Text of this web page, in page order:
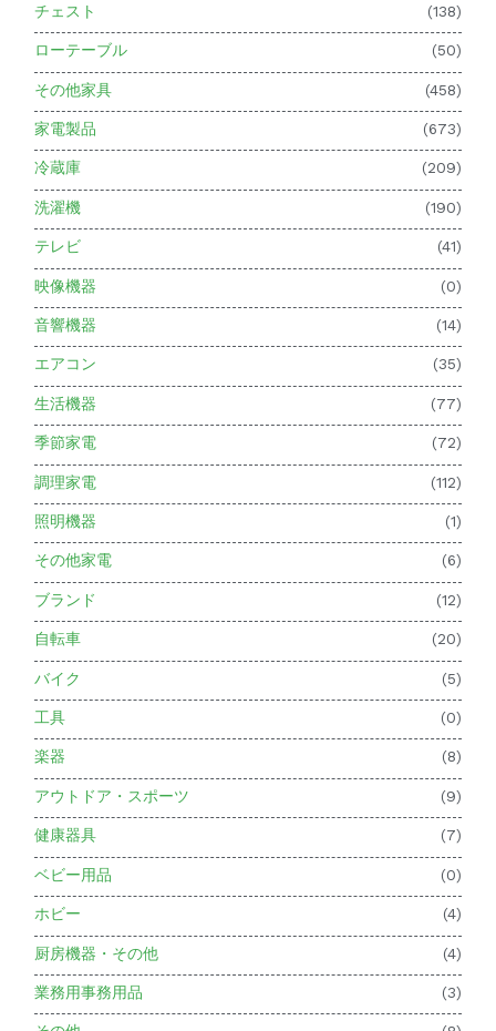
チェスト (138)
ローテーブル (50)
その他家具 (458)
家電製品 (673)
冷蔵庫 (209)
洗濯機 (190)
テレビ (41)
映像機器 (0)
音響機器 (14)
エアコン (35)
生活機器 (77)
季節家電 (72)
調理家電 (112)
照明機器 (1)
その他家電 (6)
ブランド (12)
自転車 (20)
バイク (5)
工具 (0)
楽器 (8)
アウトドア・スポーツ (9)
健康器具 (7)
ベビー用品 (0)
ホビー (4)
厨房機器・その他 (4)
業務用事務用品 (3)